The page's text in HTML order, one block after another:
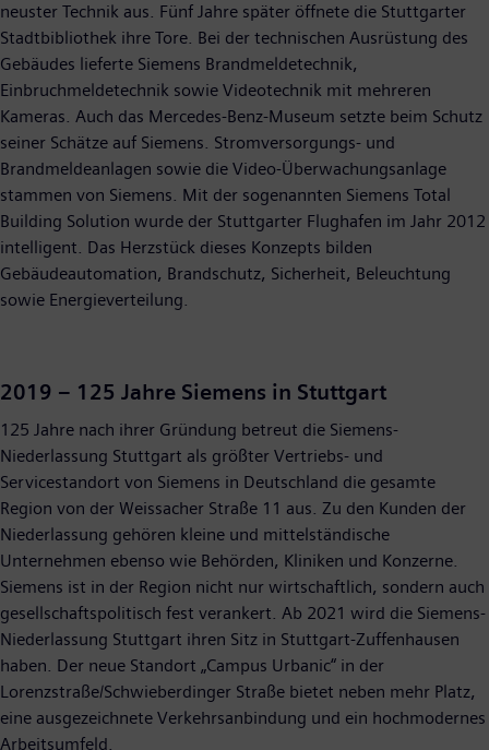
neuster Technik aus. Fünf Jahre später öffnete die Stuttgarter
Stadtbibliothek ihre Tore. Bei der technischen Ausrüstung des
Gebäudes lieferte Siemens Brandmeldetechnik,
Einbruchmeldetechnik sowie Videotechnik mit mehreren
Kameras. Auch das Mercedes-Benz-Museum setzte beim Schutz
seiner Schätze auf Siemens. Stromversorgungs- und
Brandmeldeanlagen sowie die Video-Überwachungsanlage
stammen von Siemens. Mit der sogenannten Siemens Total
Building Solution wurde der Stuttgarter Flughafen im Jahr 2012
intelligent. Das Herzstück dieses Konzepts bilden
Gebäudeautomation, Brandschutz, Sicherheit, Beleuchtung
sowie Energieverteilung.
2019 – 125 Jahre Siemens in Stuttgart
125 Jahre nach ihrer Gründung betreut die Siemens-
Niederlassung Stuttgart als größter Vertriebs- und
Servicestandort von Siemens in Deutschland die gesamte
Region von der Weissacher Straße 11 aus. Zu den Kunden der
Niederlassung gehören kleine und mittelständische
Unternehmen ebenso wie Behörden, Kliniken und Konzerne.
Siemens ist in der Region nicht nur wirtschaftlich, sondern auch
gesellschaftspolitisch fest verankert. Ab 2021 wird die Siemens-
Niederlassung Stuttgart ihren Sitz in Stuttgart-Zuffenhausen
haben. Der neue Standort „Campus Urbanic“ in der
Lorenzstraße/Schwieberdinger Straße bietet neben mehr Platz,
eine ausgezeichnete Verkehrsanbindung und ein hochmodernes
Arbeitsumfeld.